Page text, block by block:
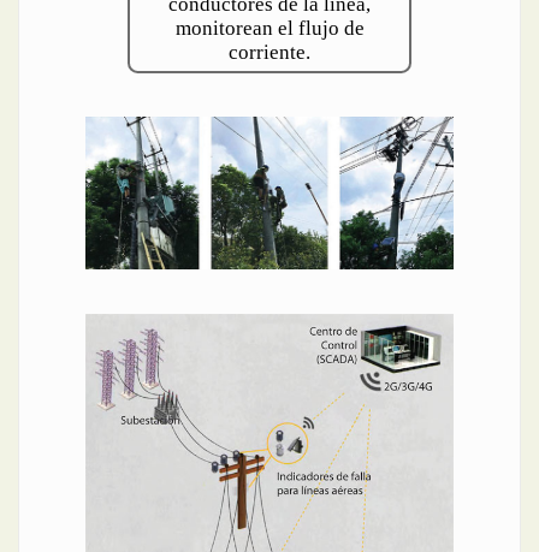
conductores de la línea,
monitorean el flujo de
corriente.